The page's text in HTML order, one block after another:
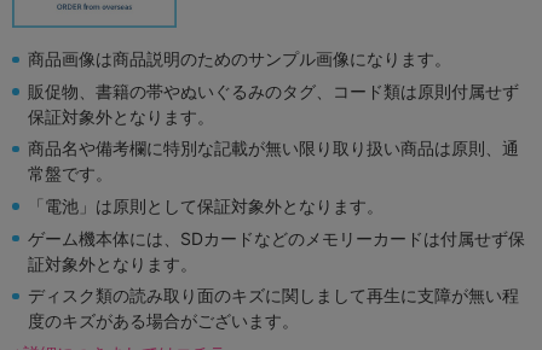
商品画像は商品説明のためのサンプル画像になります。
販促物、書籍の帯やぬいぐるみのタグ、コード類は原則付属せず
保証対象外となります。
商品名や備考欄に特別な記載が無い限り取り扱い商品は原則、通
常盤です。
「電池」は原則として保証対象外となります。
ゲーム機本体には、SDカードなどのメモリーカードは付属せず保
証対象外となります。
ディスク類の読み取り面のキズに関しまして再生に支障が無い程
度のキズがある場合がございます。